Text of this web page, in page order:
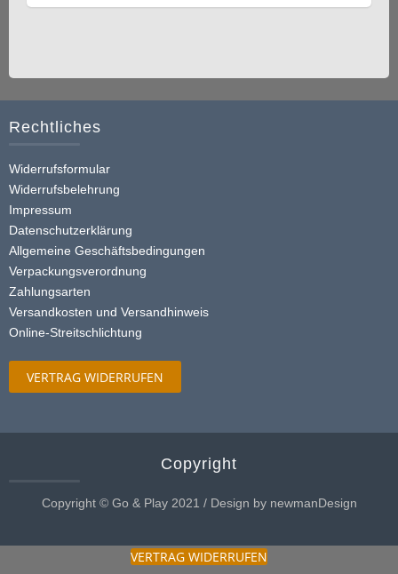
Rechtliches
Widerrufsformular
Widerrufsbelehrung
Impressum
Datenschutzerklärung
Allgemeine Geschäftsbedingungen
Verpackungsverordnung
Zahlungsarten
Versandkosten und Versandhinweis
Online-Streitschlichtung
VERTRAG WIDERRUFEN
Copyright
Copyright © Go & Play 2021 / Design by newmanDesign
VERTRAG WIDERRUFEN